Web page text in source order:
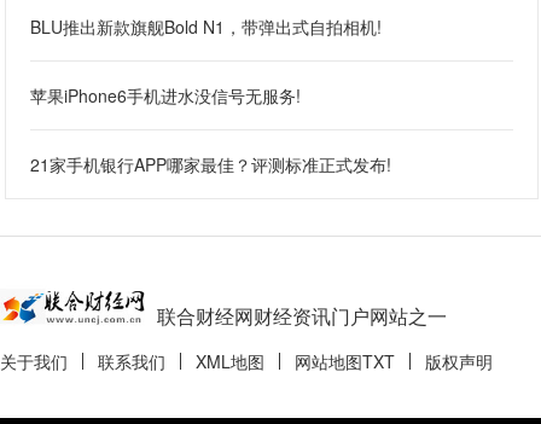
BLU推出新款旗舰Bold N1，带弹出式自拍相机!
苹果iPhone6手机进水没信号无服务!
21家手机银行APP哪家最佳？评测标准正式发布!
联合财经网财经资讯门户网站之一
关于我们 联系我们 XML地图 网站地图TXT 版权声明